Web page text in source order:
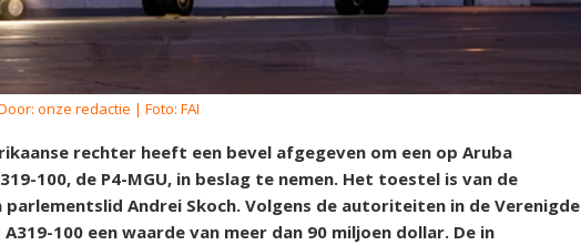
onze redactie | Foto: FAI
rechter heeft een bevel afgegeven om een op Aruba
100, de P4-MGU, in beslag te nemen. Het toestel is van de
parlementslid Andrei Skoch. Volgens de autoriteiten in de Verenigde
100 een waarde van meer dan 90 miljoen dollar. De in